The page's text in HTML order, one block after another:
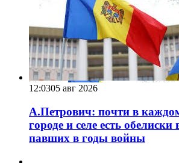
12:0305 авг 2026
А.Петрович: почти в
городе и селе есть обелиски
павших в годы войны